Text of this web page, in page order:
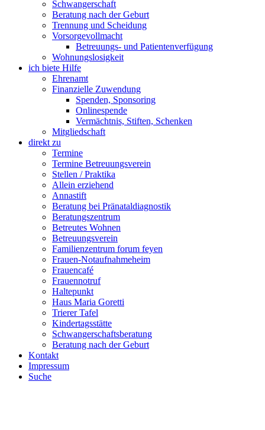
Schwangerschaft
Beratung nach der Geburt
Trennung und Scheidung
Vorsorgevollmacht
Betreuungs- und Patientenverfügung
Wohnungslosigkeit
ich biete Hilfe
Ehrenamt
Finanzielle Zuwendung
Spenden, Sponsoring
Onlinespende
Vermächtnis, Stiften, Schenken
Mitgliedschaft
direkt zu
Termine
Termine Betreuungsverein
Stellen / Praktika
Allein erziehend
Annastift
Beratung bei Pränataldiagnostik
Beratungszentrum
Betreutes Wohnen
Betreuungsverein
Familienzentrum forum feyen
Frauen-Notaufnahmeheim
Frauencafé
Frauennotruf
Haltepunkt
Haus Maria Goretti
Trierer Tafel
Kindertagsstätte
Schwangerschaftsberatung
Beratung nach der Geburt
Kontakt
Impressum
Suche